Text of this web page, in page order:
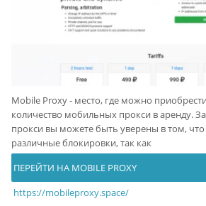
Mobile Proxy - место, где можно
количество мобильных прокси в аренду.
прокси вы можете быть уверены в том, что
различные блокировки, так как
ПЕРЕЙТИ НА MOBILE PROXY
https://mobileproxy.space/